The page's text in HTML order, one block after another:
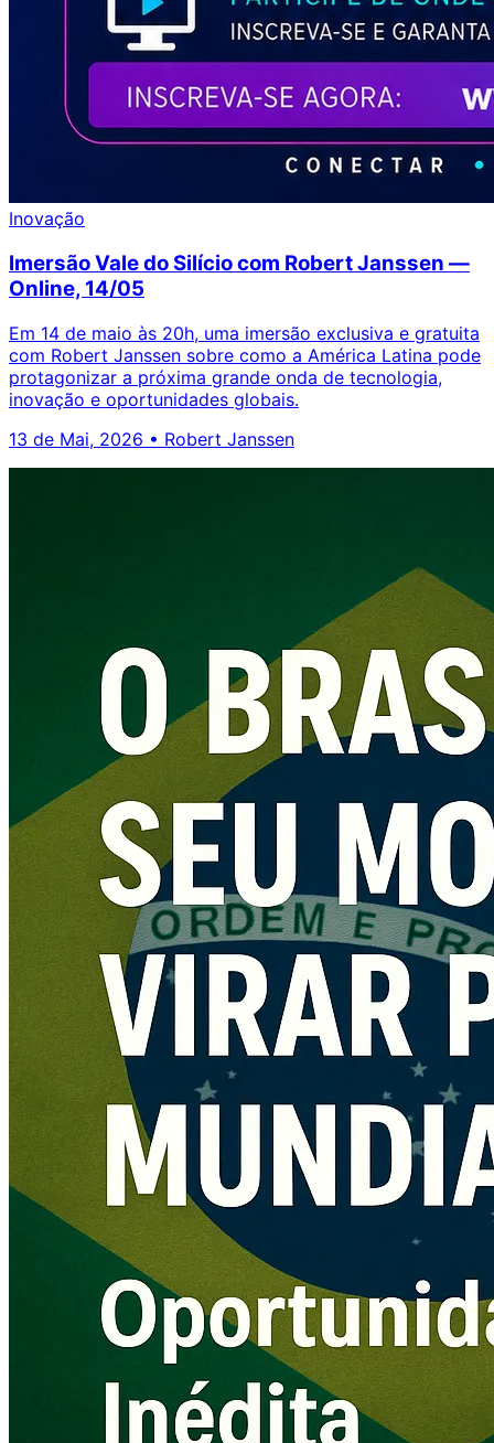
Inovação
Imersão Vale do Silício com Robert Janssen —
Online, 14/05
Em 14 de maio às 20h, uma imersão exclusiva e gratuita
com Robert Janssen sobre como a América Latina pode
protagonizar a próxima grande onda de tecnologia,
inovação e oportunidades globais.
13 de Mai, 2026 • Robert Janssen